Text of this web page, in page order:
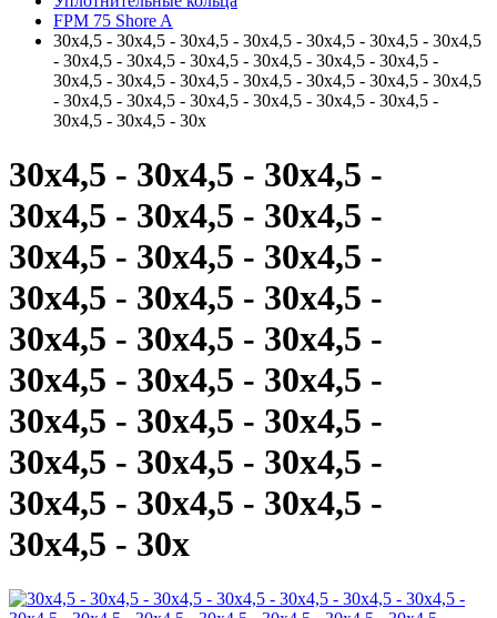
FPM 75 Shore A
30x4,5 - 30x4,5 - 30x4,5 - 30x4,5 - 30x4,5 - 30x4,5 - 30x4,5
- 30x4,5 - 30x4,5 - 30x4,5 - 30x4,5 - 30x4,5 - 30x4,5 -
30x4,5 - 30x4,5 - 30x4,5 - 30x4,5 - 30x4,5 - 30x4,5 - 30x4,5
- 30x4,5 - 30x4,5 - 30x4,5 - 30x4,5 - 30x4,5 - 30x4,5 -
30x4,5 - 30x4,5 - 30x
30x4,5 - 30x4,5 - 30x4,5 -
30x4,5 - 30x4,5 - 30x4,5 -
30x4,5 - 30x4,5 - 30x4,5 -
30x4,5 - 30x4,5 - 30x4,5 -
30x4,5 - 30x4,5 - 30x4,5 -
30x4,5 - 30x4,5 - 30x4,5 -
30x4,5 - 30x4,5 - 30x4,5 -
30x4,5 - 30x4,5 - 30x4,5 -
30x4,5 - 30x4,5 - 30x4,5 -
30x4,5 - 30x